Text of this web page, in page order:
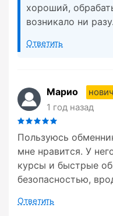
хороший,
возникало ни разу.
Ответить
Марио
1 год назад
Пользуюсь
мне нравится. У
курсы и быстрые
безопасностью,
Ответить